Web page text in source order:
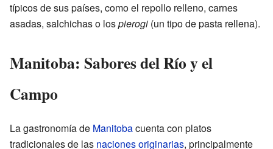
típicos de sus países, como el repollo relleno, carnes
asadas, salchichas o lospierogi (un tipo de pasta rellena).
Manitoba: Sabores del Río y el
Campo
La gastronomía de Manitobacuenta con platos
tradicionales de las naciones originarias, principalmente